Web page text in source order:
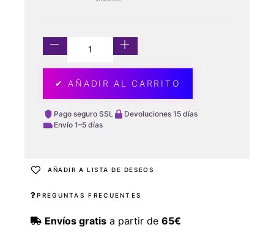
✔ AÑADIR AL CARRITO
Pago seguro SSL
Devoluciones 15 días
Envío 1–5 días
AÑADIR A LISTA DE DESEOS
PREGUNTAS FRECUENTES
Envíos gratisa partir de 65€